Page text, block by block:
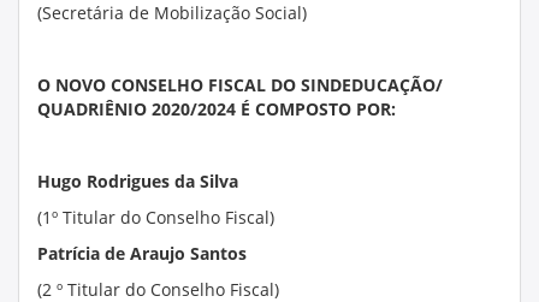
(Secretária de Mobilização Social)
O NOVO CONSELHO FISCAL DO SINDEDUCAÇÃO/
QUADRIÊNIO 2020/2024 É COMPOSTO POR:
Hugo Rodrigues da Silva
(1º Titular do Conselho Fiscal)
Patrícia de Araujo Santos
(2 º Titular do Conselho Fiscal)